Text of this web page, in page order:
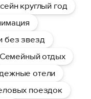
круглый год
без звезд
Семейный отдых
отели
поездок